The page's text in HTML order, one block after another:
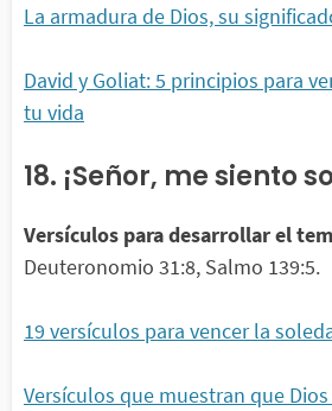
La armadura de Dios, su
David y Goliat: 5 principios para
tu vida
18. ¡Señor, me siento
Versículos para desarrollar el
Deuteronomio 31:8, Salmo 139:5.
19 versículos para vencer la
Versículos que muestran que